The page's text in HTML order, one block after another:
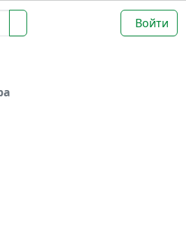
Войти